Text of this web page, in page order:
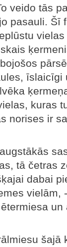
veido tās
pasauli. Šī
īslaicīgi
kuras
norises ir
tā četras
dabai
vielām,
šajā